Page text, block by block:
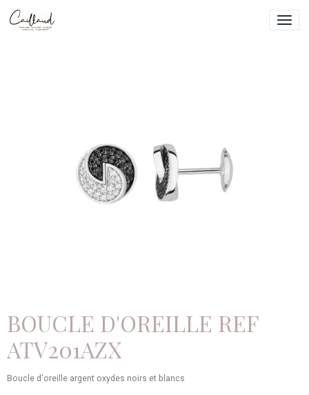
BOUCLE D'OREILLE REF
ATV201AZX
Boucle d'oreille argent oxydes noirs et blancs